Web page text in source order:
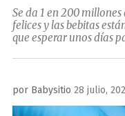
Se da 1 en 200
felices y las bebitas
que esperar unos días
por Babysitio Publicado
el
28 julio,